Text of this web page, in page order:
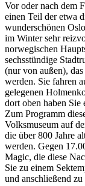
Vor oder nach dem
einen Teil der etwa
wunderschönen
im Winter sehr
norwegischen
sechsstündige
(nur von außen),
werden. Sie fahren
gelegenen
dort oben haben
Zum Programm
Volksmuseum auf
die über 800 Jahre
werden. Gegen
Magic, die diese
Sie zu einem
und anschließend